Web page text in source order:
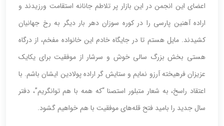
اعضای این انجمن در این بازار پر تلاطم جانانه استقامت‌ ورزیدند و
اراده آهنین پارسی را در کوره سوزان دهر بار دیگر به رخ جهانیان
کشیدند. مایل هستم تا در جایگاه خادم این خانواده مفخم، از درگاه
هستی بخش بزرگ سالی خوش و سرشار از موفقیت برای یکایک
عزیزان فرهیخته آرزو نمایم و ستایش گر اراده پولادین ایشان باشم. با
اعتقاد راسخ، به شعار متبلور استصنا “که همه با هم توانگریم”، دفتر
سال جدید را بامید فتح قله‌های موفقیت با هم خواهیم گشود.